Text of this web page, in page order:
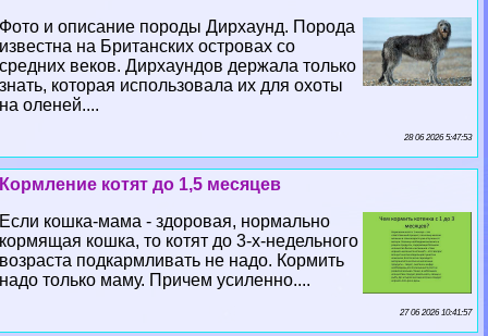
Фото и описание породы Дирхаунд. Порода
известна на Британских островах со
средних веков. Дирхаундов держала только
знать, которая использовала их для охоты
на оленей....
28 06 2026 5:47:53
Кормление котят до 1,5 месяцев
Если кошка-мама - здоровая, нормально
кормящая кошка, то котят до 3-х-недельного
возраста подкармливать не надо. Кормить
надо только маму. Причем усиленно....
27 06 2026 10:41:57